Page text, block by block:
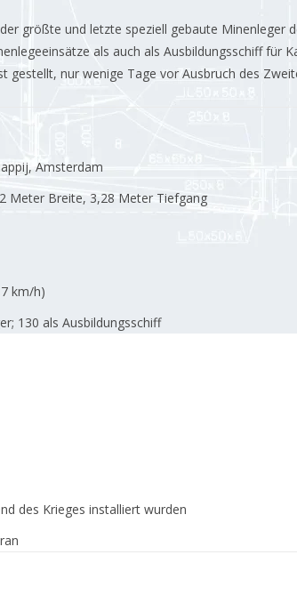
größte und letzte speziell gebaute Minenleger
als auch als Ausbildungsschiff für
gestellt, nur wenige Tage vor Ausbruch des
Amsterdam
Meter Breite, 3,28 Meter Tiefgang
km/h)
130 als Ausbildungsschiff
des Krieges installiert wurden